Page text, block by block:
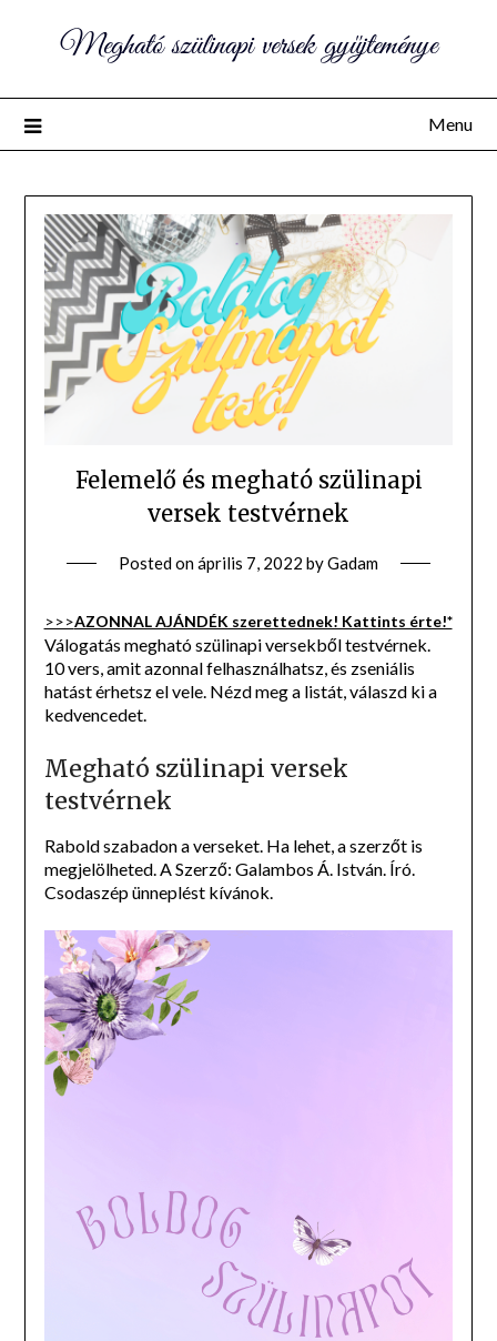
Megható szülinapi versek gyűjteménye
Menu
Felemelő és megható szülinapi
versek testvérnek
Posted onáprilis 7, 2022 byGadam
>>>AZONNAL AJÁNDÉK szerettednek! Kattints érte!*
Válogatás megható szülinapi versekből testvérnek.
10 vers, amit azonnal felhasználhatsz, és zseniális
hatást érhetsz el vele. Nézd meg a listát, válaszd ki a
kedvencedet.
Megható szülinapi versek
testvérnek
Rabold szabadon a verseket. Ha lehet, a szerzőt is
megjelölheted. A Szerző: Galambos Á. István. Író.
Csodaszép ünneplést kívánok.